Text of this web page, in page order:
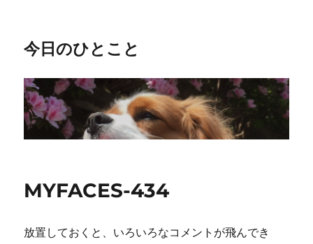
今日のひとこと
MYFACES-434
放置しておくと、いろいろなコメントが飛んでき